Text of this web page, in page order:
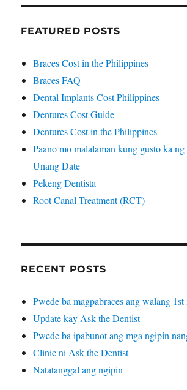
FEATURED POSTS
Braces Cost in the Philippines
Braces FAQ
Dental Implants Cost Philippines
Dentures Cost Guide
Dentures Cost in the Philippines
Paano mo malalaman kung gusto ka ng
Unang Date
Pekeng Dentista
Root Canal Treatment (RCT)
RECENT POSTS
Pwede ba magpabraces ang walang
Update kay Ask the Dentist
Pwede ba ipabunot ang mga ngipin
Clinic ni Ask the Dentist
Natatanggal ang ngipin